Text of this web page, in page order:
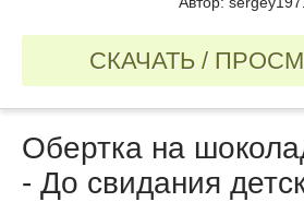
СКАЧАТЬ /
Обертка на
- До свидания